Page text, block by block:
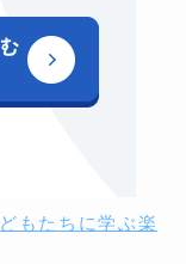
もたちに学ぶ楽